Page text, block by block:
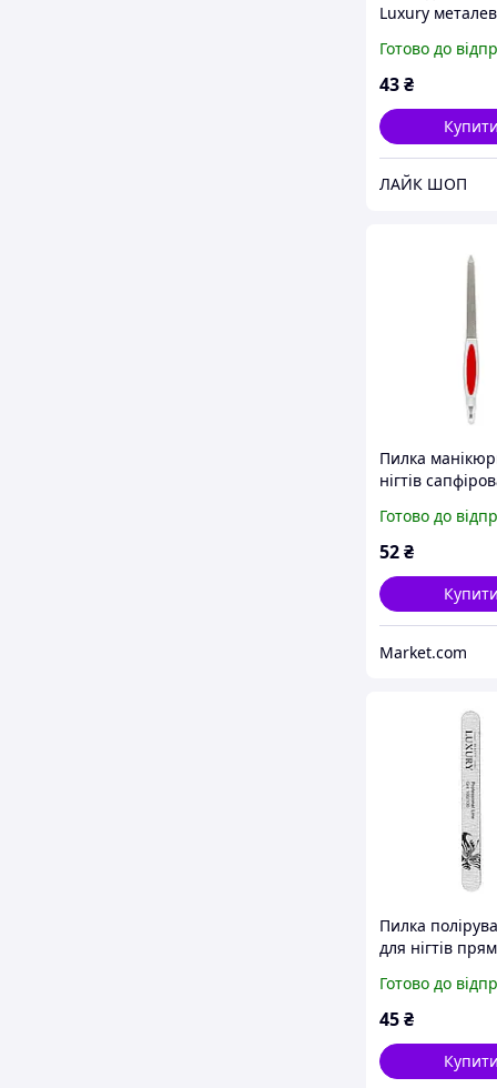
Luxury
напиленням
NF-16
Готово до
43₴
Купити
ЛАЙК ШОП
Пилка
нігтів
Beauty Luxury
37 Daily Skin
Готово до
52₴
Купити
Market.com
Пилка
для нігтів
80/80 100/100
Готово до
45₴
Купити